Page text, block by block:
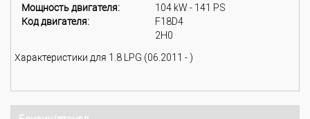
Мощность двигателя:
104 kW - 141 PS
Код двигателя:
F18D4
2H0
Характеристики для 1.8 LPG (06.2011 - )